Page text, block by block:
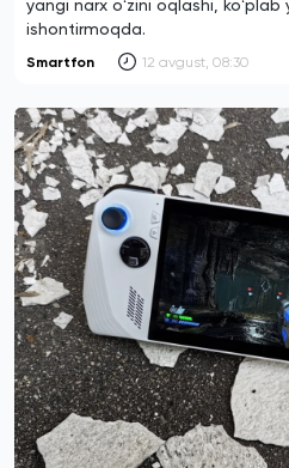
yangi narx oʻzini oqlashi,
ishontirmoqda.
Smartfon 12 avgust, 08:30